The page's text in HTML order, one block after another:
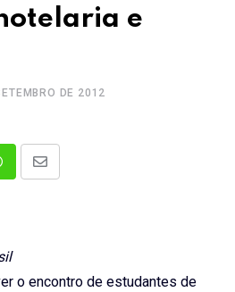
e
DE 2012
Share
o encontro de estudantes de